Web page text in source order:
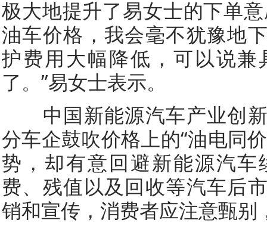
极大地提升了易女士的下单
油车价格，我会毫不犹豫地
护费用大幅降低，可以说
了。”易女士表示。
中国新能源汽车产业创新
分车企鼓吹价格上的“油电同
势，却有意回避新能源汽
费、残值以及回收等汽车后
销和宣传，消费者应注意甄别